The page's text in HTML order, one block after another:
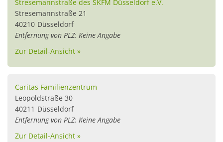
Stresemannstraße des SKFM Düsseldorf e.V.
Stresemannstraße 21
40210 Düsseldorf
Entfernung von PLZ: Keine Angabe
Zur Detail-Ansicht »
Caritas Familienzentrum
Leopoldstraße 30
40211 Düsseldorf
Entfernung von PLZ: Keine Angabe
Zur Detail-Ansicht »